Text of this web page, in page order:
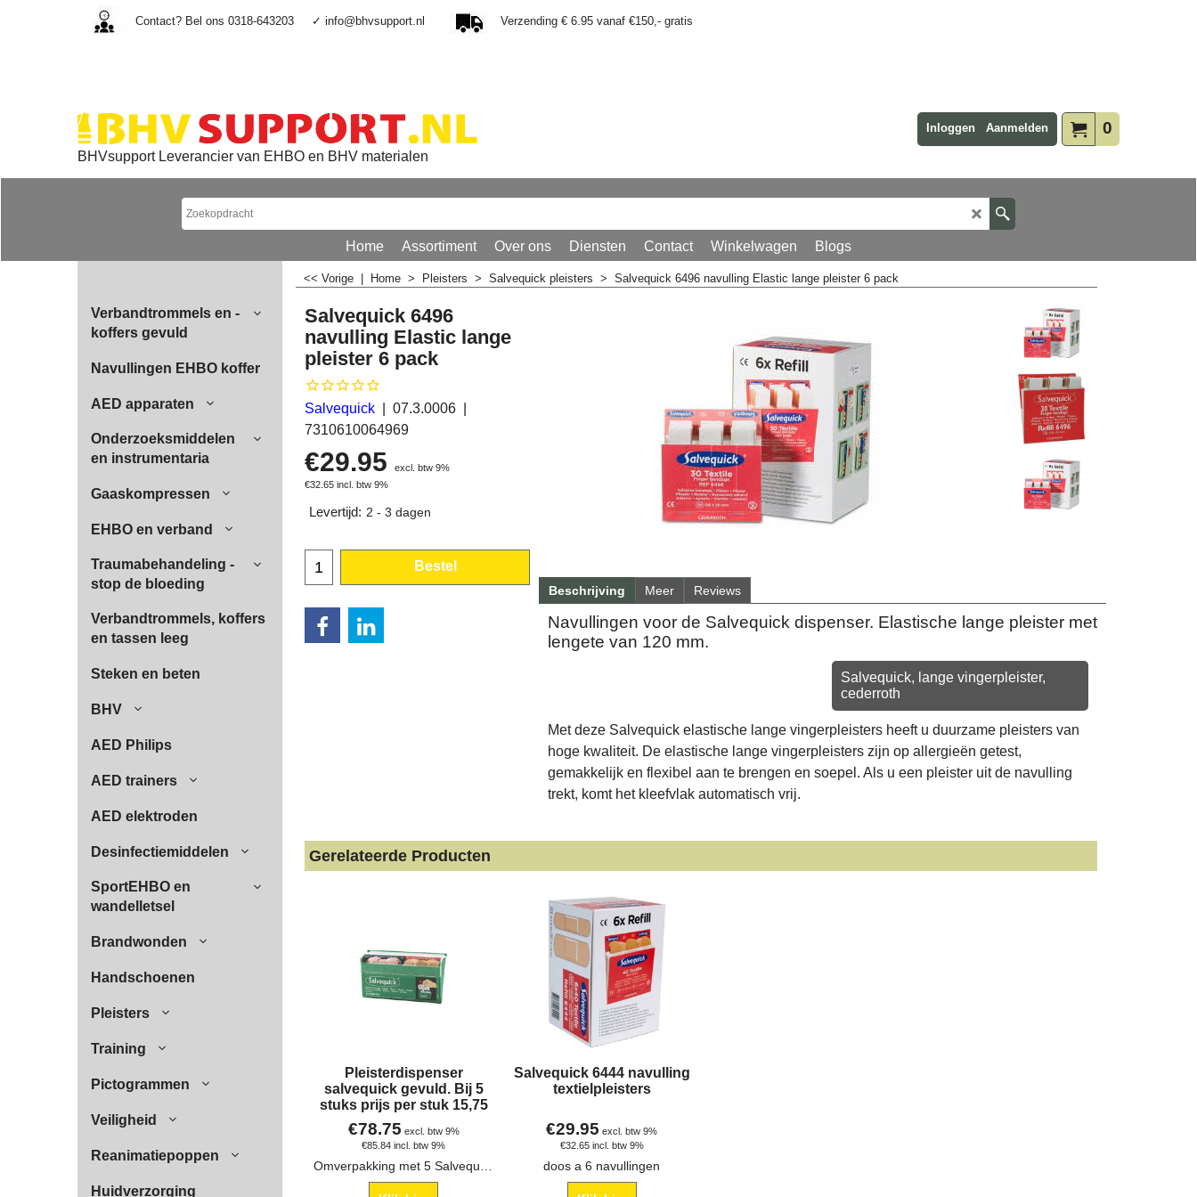
Contact? Bel ons 0318-643203 ✓ info@bhvsupport.nl Verzending € 6.95 vanaf €150,- gratis
0
Inloggen Aanmelden
BHVsupport Leverancier van EHBO en BHV materialen
Home Assortiment Over ons Diensten Contact Winkelwagen Blogs
Verbandtrommels en -
koffers gevuld
Navullingen EHBO koffer
AED apparaten
Onderzoeksmiddelen
en instrumentaria
Gaaskompressen
EHBO en verband
Traumabehandeling -
stop de bloeding
Verbandtrommels, koffers
en tassen leeg
Steken en beten
BHV
AED Philips
AED trainers
AED elektroden
Desinfectiemiddelen
SportEHBO en
wandelletsel
Brandwonden
Handschoenen
Pleisters
Training
Pictogrammen
Veiligheid
Reanimatiepoppen
Huidverzorging
<< Vorige Home > Pleisters > Salvequick pleisters > Salvequick 6496 navulling Elastic lange pleister 6 pack
Salvequick 6496
navulling Elastic lange
pleister 6 pack
Salvequick
07.3.0006
7310610064969
€29.95
excl. btw 9%
€32.65 incl. btw 9%
Levertijd: 2 - 3 dagen
Bestel
Beschrijving Meer Reviews
Navullingen voor de Salvequick dispenser. Elastische lange pleister met
lengete van 120 mm.
Salvequick, lange vingerpleister,
cederroth
Met deze Salvequick elastische lange vingerpleisters heeft u duurzame pleisters van
hoge kwaliteit. De elastische lange vingerpleisters zijn op allergieën getest,
gemakkelijk en flexibel aan te brengen en soepel. Als u een pleister uit de navulling
trekt, komt het kleefvlak automatisch vrij.
Gerelateerde Producten
Pleisterdispenser
salvequick gevuld. Bij 5
stuks prijs per stuk 15,75
€78.75 excl. btw 9%
€85.84 incl. btw 9%
Salvequick 6444 navulling
textielpleisters
€29.95 excl. btw 9%
€32.65 incl. btw 9%
doos a 6 navullingen